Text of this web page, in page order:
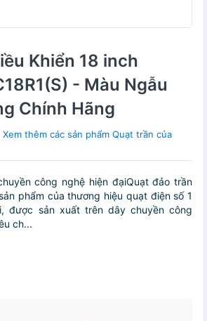
Khiển 18 inch
- Màu Ngẫu
Chính Hãng
Xem thêm các sản phẩm Quạt trần của
công nghệ hiện đạiQuạt đảo trần
phẩm của thương hiệu quạt điện số 1
được sản xuất trên dây chuyền công
ch...